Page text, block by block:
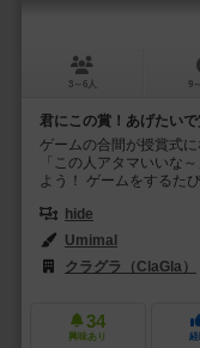
3～6人 9
君にこの賞！あげたい
ゲームの合間が授賞式
「この人アタマいいな
よう！ ゲームをするた
hide
Umimal
クラグラ（ClaGla）
34
興味あり 経